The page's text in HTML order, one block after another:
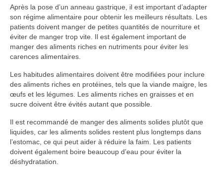
Après la pose d’un anneau gastrique, il est important d’adapter
son régime alimentaire pour obtenir les meilleurs résultats. Les
patients doivent manger de petites quantités de nourriture et
éviter de manger trop vite. Il est également important de
manger des aliments riches en nutriments pour éviter les
carences alimentaires.
Les habitudes alimentaires doivent être modifiées pour inclure
des aliments riches en protéines, tels que la viande maigre, les
œufs et les légumes. Les aliments riches en graisses et en
sucre doivent être évités autant que possible.
Il est recommandé de manger des aliments solides plutôt que
liquides, car les aliments solides restent plus longtemps dans
l’estomac, ce qui peut aider à réduire la faim. Les patients
doivent également boire beaucoup d’eau pour éviter la
déshydratation.